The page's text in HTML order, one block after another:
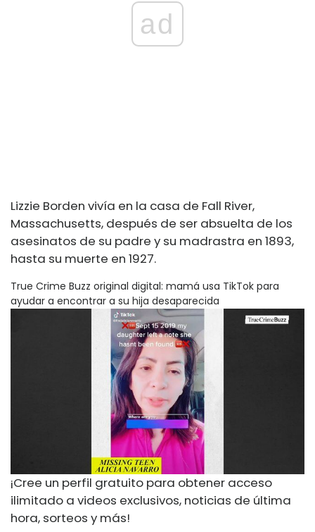
ad
Lizzie Borden vivía en la casa de Fall River,
Massachusetts, después de ser absuelta de los
asesinatos de su padre y su madrastra en 1893,
hasta su muerte en 1927.
True Crime Buzz original digital: mamá usa TikTok para
ayudar a encontrar a su hija desaparecida
¡Cree un perfil gratuito para obtener acceso
ilimitado a videos exclusivos, noticias de última
hora, sorteos y más!